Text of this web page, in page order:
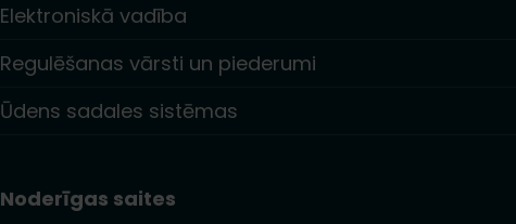
Elektroniskā vadība
Regulēšanas vārsti un piederumi
Ūdens sadales sistēmas
Noderīgas saites